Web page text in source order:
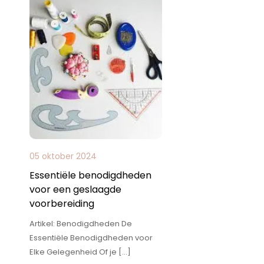
05 oktober 2024
Essentiële benodigdheden
voor een geslaagde
voorbereiding
Artikel: Benodigdheden De
Essentiële Benodigdheden voor
Elke Gelegenheid Of je […]